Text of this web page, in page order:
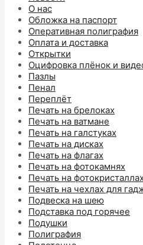
О нас
Обложка на паспорт
Оперативная полиграфия
Оплата и доставка
Открытки
Оцифровка плёнок и
Пазлы
Пенал
Переплёт
Печать на брелоках
Печать на ватмане
Печать на галстуках
Печать на дисках
Печать на флагах
Печать на фотокамнях
Печать на
Печать на чехлах для
Подвеска на шею
Подставка под горячее
Подушки
Полиграфия